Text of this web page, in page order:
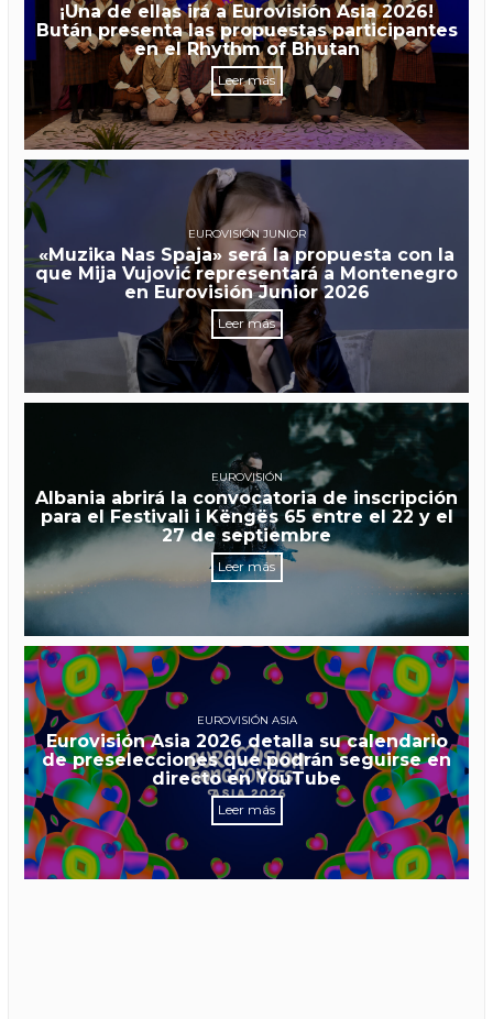
¡Una de ellas irá a Eurovisión Asia 2026!
Bután presenta las propuestas participantes
en el Rhythm of Bhutan
Leer más
EUROVISIÓN JUNIOR
«Muzika Nas Spaja» será la propuesta con la
que Mija Vujović representará a Montenegro
en Eurovisión Junior 2026
Leer más
EUROVISIÓN
Albania abrirá la convocatoria de inscripción
para el Festivali i Këngës 65 entre el 22 y el
27 de septiembre
Leer más
EUROVISIÓN ASIA
Eurovisión Asia 2026 detalla su calendario
de preselecciones que podrán seguirse en
directo en YouTube
Leer más